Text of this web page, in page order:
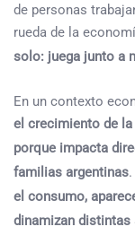
de personas
rueda de la
solo: juega junto a
En un contexto
el crecimiento de
porque impacta
familias argentinas.
el consumo,
dinamizan distintas